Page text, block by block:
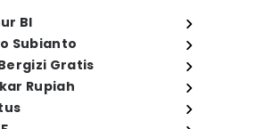
BI
Subianto
Gratis
Rupiah